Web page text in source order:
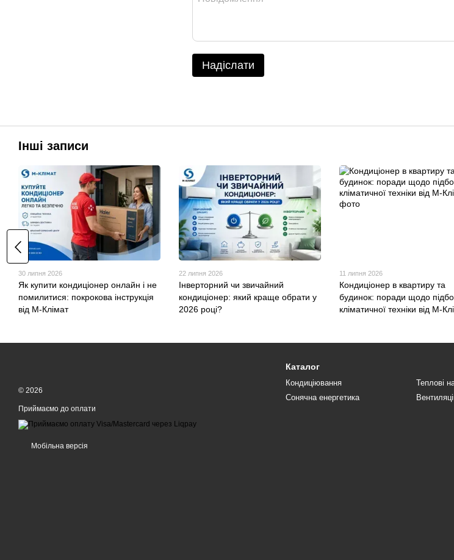
Надіслати
Інші записи
30 липня 2026
Як купити кондиціонер онлайн і не
помилитися: покрокова інструкція
від М-Клімат
22 липня 2026
Інверторний чи звичайний
кондиціонер: який краще обрати у
2026 році?
11 липня 2026
Кондиціонер в квартиру та
будинок: поради щодо
кліматичної техніки від М-
© 2026
Приймаємо до оплати
Мобільна версія
Каталог
Кондиціювання
Сонячна енергетика
Теплові